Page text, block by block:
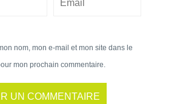
nom, mon e-mail et mon site dans le
mon prochain commentaire.